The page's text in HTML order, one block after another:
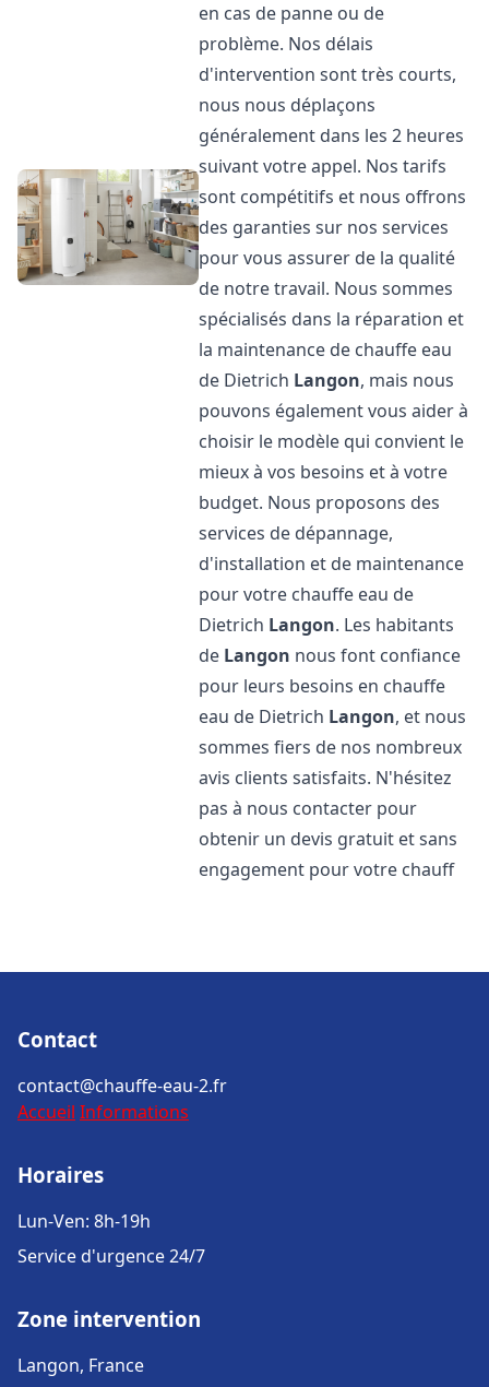
en cas de panne ou de
problème. Nos délais
d'intervention sont très courts,
nous nous déplaçons
généralement dans les 2 heures
suivant votre appel. Nos tarifs
sont compétitifs et nous offrons
des garanties sur nos services
pour vous assurer de la qualité
de notre travail. Nous sommes
spécialisés dans la réparation et
la maintenance de chauffe eau
de Dietrich Langon, mais nous
pouvons également vous aider à
choisir le modèle qui convient le
mieux à vos besoins et à votre
budget. Nous proposons des
services de dépannage,
d'installation et de maintenance
pour votre chauffe eau de
Dietrich Langon. Les habitants
de Langon nous font confiance
pour leurs besoins en chauffe
eau de Dietrich Langon, et nous
sommes fiers de nos nombreux
avis clients satisfaits. N'hésitez
pas à nous contacter pour
obtenir un devis gratuit et sans
engagement pour votre chauff
Contact
contact@chauffe-eau-2.fr
Accueil Informations
Horaires
Lun-Ven: 8h-19h
Service d'urgence 24/7
Zone intervention
Langon, France